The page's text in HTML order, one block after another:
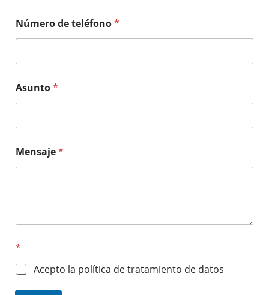
Número de teléfono*
Asunto*
Mensaje*
*
Acepto la política de tratamiento de datos